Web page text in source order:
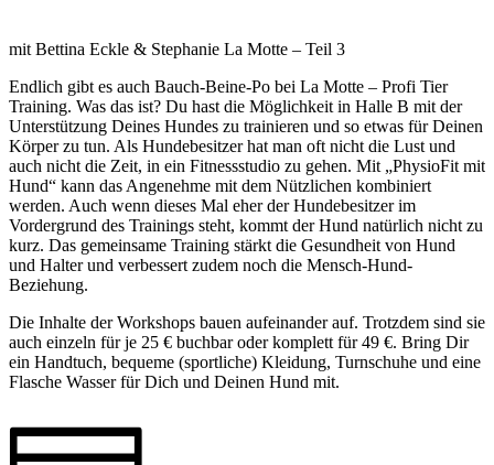
mit Bettina Eckle & Stephanie La Motte – Teil 3
Endlich gibt es auch Bauch-Beine-Po bei La Motte – Profi Tier
Training. Was das ist? Du hast die Möglichkeit in Halle B mit der
Unterstützung Deines Hundes zu trainieren und so etwas für Deinen
Körper zu tun. Als Hundebesitzer hat man oft nicht die Lust und
auch nicht die Zeit, in ein Fitnessstudio zu gehen. Mit „PhysioFit mit
Hund“ kann das Angenehme mit dem Nützlichen kombiniert
werden. Auch wenn dieses Mal eher der Hundebesitzer im
Vordergrund des Trainings steht, kommt der Hund natürlich nicht zu
kurz. Das gemeinsame Training stärkt die Gesundheit von Hund
und Halter und verbessert zudem noch die Mensch-Hund-
Beziehung.
Die Inhalte der Workshops bauen aufeinander auf. Trotzdem sind sie
auch einzeln für je 25 € buchbar oder komplett für 49 €. Bring Dir
ein Handtuch, bequeme (sportliche) Kleidung, Turnschuhe und eine
Flasche Wasser für Dich und Deinen Hund mit.